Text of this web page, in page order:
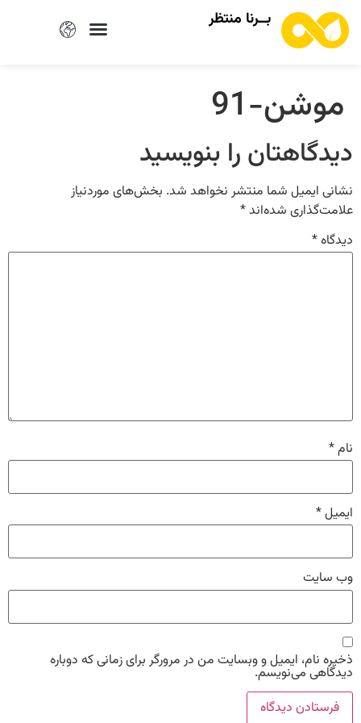
بــرنا منتظر
موشن-91
دیدگاهتان را بنویسید
نشانی ایمیل شما منتشر نخواهد شد. بخش‌های موردنیاز
علامت‌گذاری شده‌اند*
دیدگاه*
نام*
ایمیل*
وب‌ سایت
ذخیره نام، ایمیل و وبسایت من در مرورگر برای زمانی که دوباره
دیدگاهی می‌نویسم.